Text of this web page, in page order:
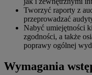
Tworzyć raporty z
przeprowadzać
Nabyć umiejętności
zgodności, a także
poprawy ogólnej
Wymagania